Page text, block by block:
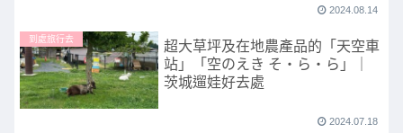
2024.08.14
到處旅行去
超大草坪及在地農產品的「天空車
站」「空のえき そ・ら・ら」｜
茨城遛娃好去處
2024.07.18